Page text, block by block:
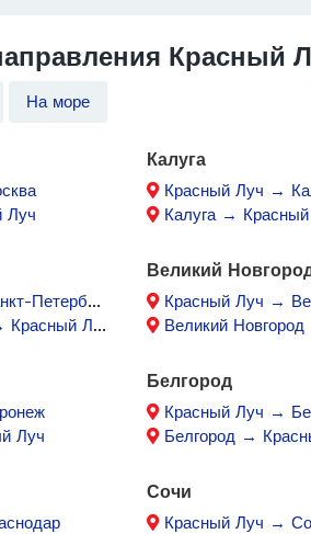
Красный
На море
Луч
Калуга
Красный Луч →
Калуга →
Петербург
Луч
Великий
Красный Луч →
Великий Новгород
Луч
Белгород
Красный Луч →
Белгород →
Сочи
Красный Луч →